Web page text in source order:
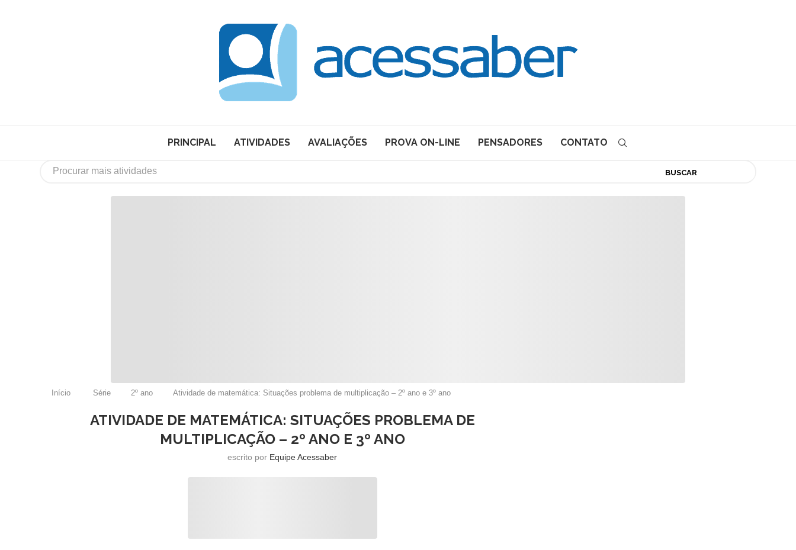
PRINCIPAL ATIVIDADES AVALIAÇÕES PROVA ON-LINE PENSADORES CONTATO
BUSCAR
Início Série 2º ano Atividade de matemática: Situações problema de multiplicação – 2º ano e 3º ano
ATIVIDADE DE MATEMÁTICA: SITUAÇÕES PROBLEMA DE
MULTIPLICAÇÃO – 2º ANO E 3º ANO
escrito por Equipe Acessaber